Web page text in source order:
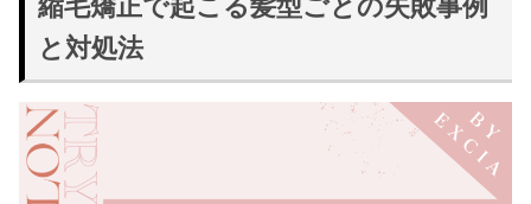
縮毛矯正で起こる髪型ごとの失敗事例
と対処法